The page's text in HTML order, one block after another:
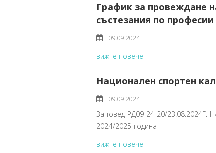
График за провеждане
състезания по професии
09.09.2024
вижте повече
Национален спортен
09.09.2024
Заповед РД09-24-20/
2024/2025 година
вижте повече